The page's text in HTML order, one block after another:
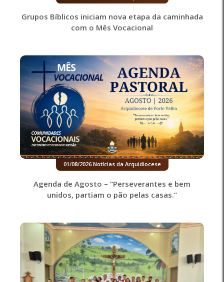
Grupos Bíblicos iniciam nova etapa da caminhada
com o Mês Vocacional
01/08/2026.Notícias da Arquidiocese
Agenda de Agosto – “Perseverantes e bem
unidos, partiam o pão pelas casas.”